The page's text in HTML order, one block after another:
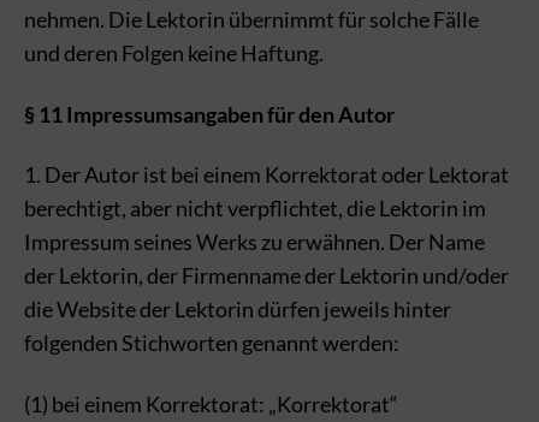
nehmen. Die Lektorin übernimmt für solche Fälle
und deren Folgen keine Haftung.
§ 11 Impressumsangaben für den Autor
1. Der Autor ist bei einem Korrektorat oder Lektorat
berechtigt, aber nicht verpflichtet, die Lektorin im
Impressum seines Werks zu erwähnen. Der Name
der Lektorin, der Firmenname der Lektorin und/oder
die Website der Lektorin dürfen jeweils hinter
folgenden Stichworten genannt werden:
(1) bei einem Korrektorat: „Korrektorat“